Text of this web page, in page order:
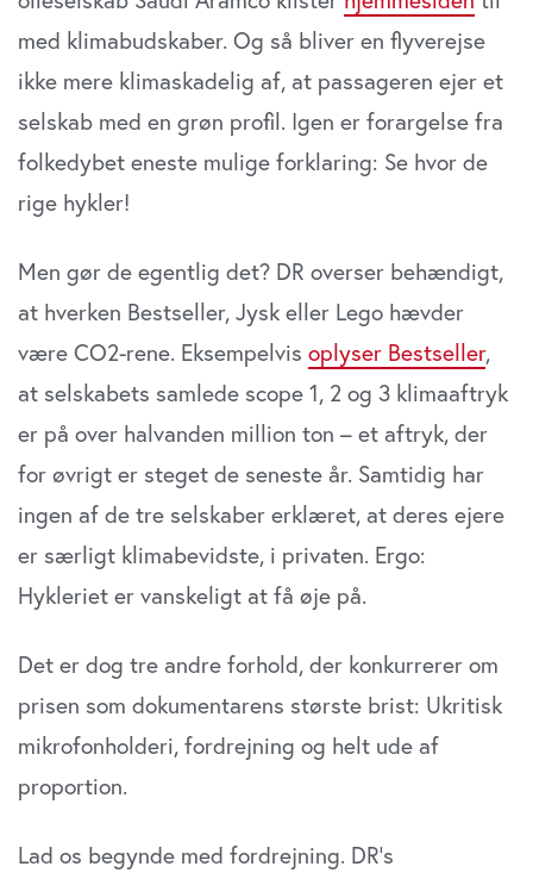
med klimabudskaber. Og så bliver en flyverejse
ikke mere klimaskadelig af, at passageren ejer et
selskab med en grøn profil. Igen er forargelse fra
folkedybet eneste mulige forklaring: Se hvor de
rige hykler!
Men gør de egentlig det? DR overser behændigt,
at hverken Bestseller, Jysk eller Lego hævder
være CO2-rene. Eksempelvis oplyser Bestseller,
at selskabets samlede scope 1, 2 og 3 klimaaftryk
er på over halvanden million ton – et aftryk, der
for øvrigt er steget de seneste år. Samtidig har
ingen af de tre selskaber erklæret, at deres ejere
er særligt klimabevidste, i privaten. Ergo:
Hykleriet er vanskeligt at få øje på.
Det er dog tre andre forhold, der konkurrerer om
prisen som dokumentarens største brist: Ukritisk
mikrofonholderi, fordrejning og helt ude af
proportion.
Lad os begynde med fordrejning. DR’s